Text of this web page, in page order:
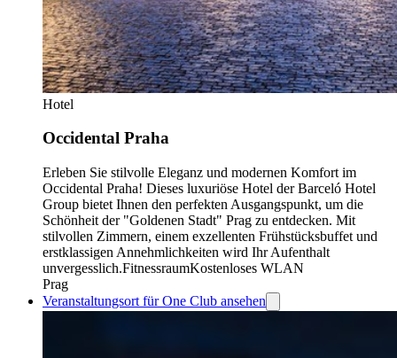
Hotel
Occidental Praha
Erleben Sie stilvolle Eleganz und modernen Komfort im
Occidental Praha! Dieses luxuriöse Hotel der Barceló Hotel
Group bietet Ihnen den perfekten Ausgangspunkt, um die
Schönheit der "Goldenen Stadt" Prag zu entdecken. Mit
stilvollen Zimmern, einem exzellenten Frühstücksbuffet und
erstklassigen Annehmlichkeiten wird Ihr Aufenthalt
unvergesslich.FitnessraumKostenloses WLAN
Prag
Veranstaltungsort für One Club ansehen